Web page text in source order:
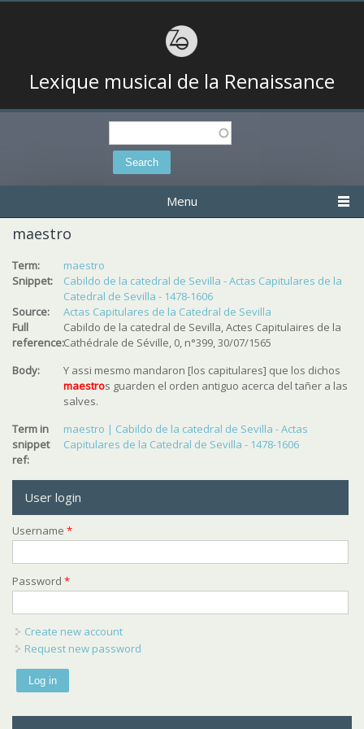
Lexique musical de la Renaissance
Search
Menu
maestro
Term:
maestro
Snippet:
Cabildo de la catedral de Sevilla - Actas Capitulares de la
Catedral de Sevilla - 1478-1606
Source:
Actas Capitulares de la Catedral de Sevilla
Full
reference:
Cabildo de la catedral de Sevilla, Actes Capitulaires de la
Cathédrale de Séville, 0, n°399, 30/07/1565
Body:
Y assi mesmo mandaron [los capitulares] que los dichos
maestros guarden el orden antiguo acerca del tañer a las
salves.
Term in
snippet
ref:
maestro | Cabildo de la catedral de Sevilla - Actas
Capitulares de la Catedral de Sevilla - 1478-1606
User login
Username *
Password *
Create new account
Request new password